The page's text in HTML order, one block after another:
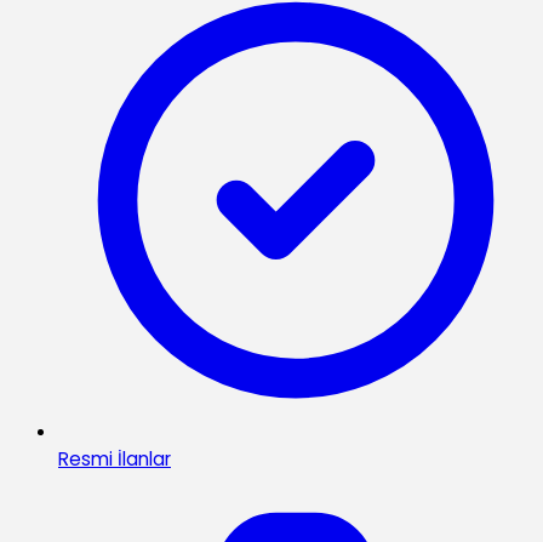
Resmi İlanlar